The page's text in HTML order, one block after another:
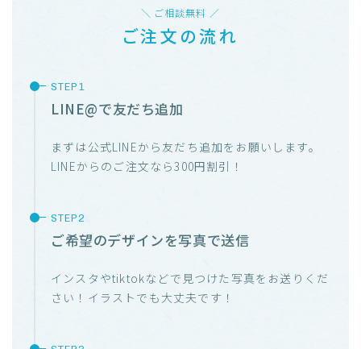
＼ ご相談無料 ／
ご注文の流れ
LINE@で友だち追加
まずは公式LINEから友だち追加をお願いします。
LINEからのご注文なら300円割引！
ご希望のデザインを写真で送信
インスタやtiktokなどで見つけた写真をお送りくだ
さい！イラストでも大丈夫です！